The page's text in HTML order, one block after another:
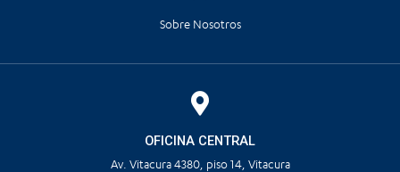
Sobre Nosotros
OFICINA CENTRAL
Av. Vitacura 4380, piso 14, Vitacura